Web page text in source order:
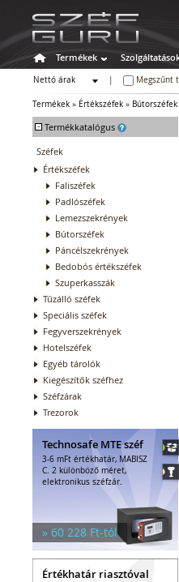
Termékek
Nettó árak
Megszűnt
Termékek » Értékszéfek » Bútorszéfek
- Termékkatalógus
Széfek
Értékszéfek
Faliszéfek
Padlószéfek
Lemezszekrények
Bútorszéfek
Páncélszekrények
Bedobós értékszéfek
Szuperkasszák
Tűzálló széfek
Speciális széfek
Fegyverszekrények
Hotelszéfek
Egyéb tárolók
Kiegészítők széfhez
Széfzárak
Trezorok
Technosafe MTE széf
3-6 mFt értékhatár, MABISZ
C. 2 különböző méret,
elektronikus széfzár.
» 60 228 Ft-tól
Értékhatár riasztóval